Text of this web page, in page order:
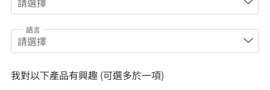
語言
我對以下產品有興趣 (可選多於一項)